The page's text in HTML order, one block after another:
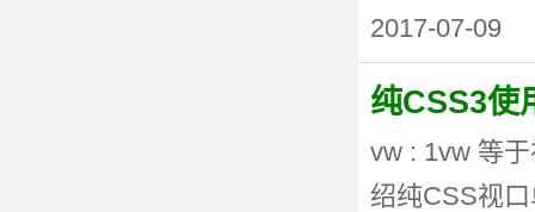
2017-07-09
纯CSS3使
vw : 1vw 等
绍纯CSS视